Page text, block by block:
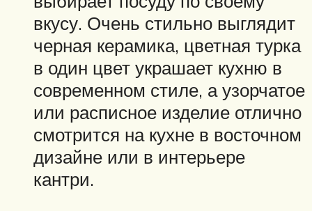
вкусу. Очень стильно выглядит
черная керамика, цветная турка
в один цвет украшает кухню в
современном стиле, а узорчатое
или расписное изделие отлично
смотрится на кухне в восточном
дизайне или в интерьере
кантри.